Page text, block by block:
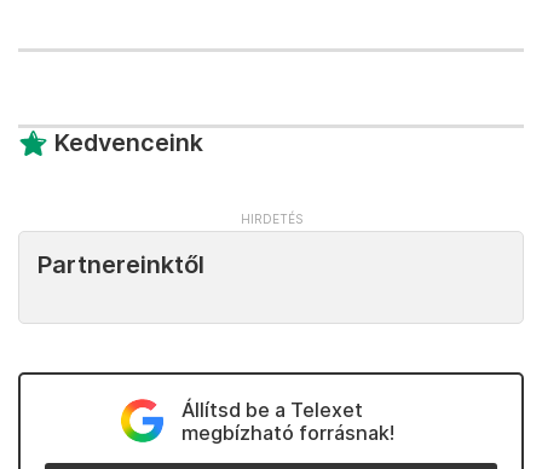
Kedvenceink
Partnereinktől
Állítsd be a Telexet
megbízható forrásnak!